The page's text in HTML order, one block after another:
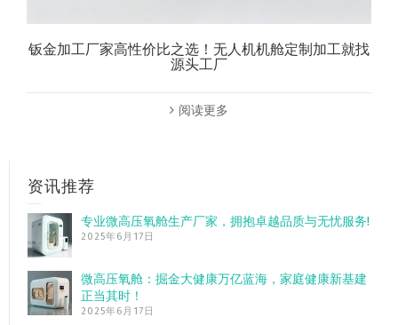
钣金加工厂家高性价比之选！无人机机舱定制加工就找
源头工厂
阅读更多
资讯推荐
专业微高压氧舱生产厂家，拥抱卓越品质与无忧服务!
2025年6月17日
微高压氧舱：掘金大健康万亿蓝海，家庭健康新基建
正当其时！
2025年6月17日